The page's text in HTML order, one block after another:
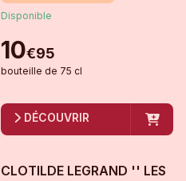
Disponible
10€95
bouteille de 75 cl
DÉCOUVRIR
CLOTILDE LEGRAND '' LES